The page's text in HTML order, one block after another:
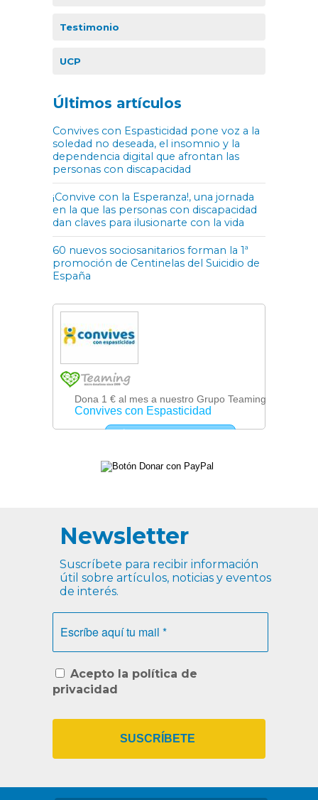
Testimonio
UCP
Últimos artículos
Convives con Espasticidad pone voz a la
soledad no deseada, el insomnio y la
dependencia digital que afrontan las
personas con discapacidad
¡Convive con la Esperanza!, una jornada
en la que las personas con discapacidad
dan claves para ilusionarte con la vida
60 nuevos sociosanitarios forman la 1ª
promoción de Centinelas del Suicidio de
España
Newsletter
Suscríbete para recibir información
útil sobre artículos, noticias y eventos
de interés.
aquí
Acepto la política de
privacidad